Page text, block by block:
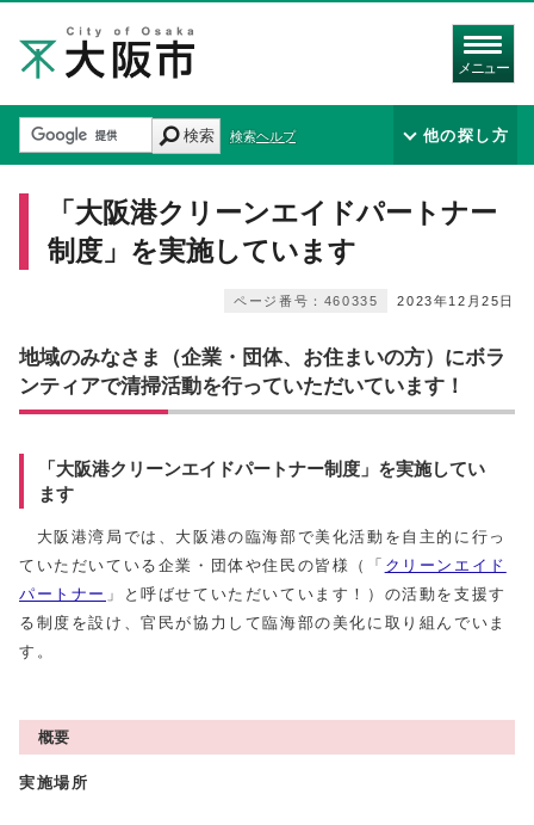
メニュー
検索 検索ヘルプ 他の探し方
「大阪港クリーンエイドパートナー
制度」を実施しています
2023年12月25日
ページ番号：460335
地域のみなさま（企業・団体、お住まいの方）にボラ
ンティアで清掃活動を行っていただいています！
「大阪港クリーンエイドパートナー制度」を実施してい
ます
大阪港湾局では、大阪港の臨海部で美化活動を自主的に行っ
ていただいている企業・団体や住民の皆様（「 クリーンエイド
パートナー 」と呼ばせていただいています！）の活動を支援す
る制度を設け、官民が協力して臨海部の美化に取り組んでいま
す。
概要
実施場所